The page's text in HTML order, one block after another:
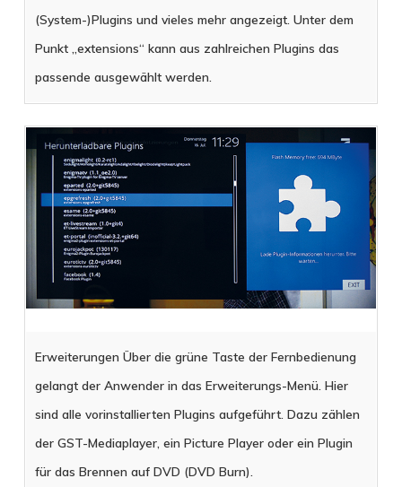
(System-)Plugins und vieles mehr angezeigt. Unter dem
Punkt „extensions“ kann aus zahlreichen Plugins das
passende ausgewählt werden.
Erweiterungen Über die grüne Taste der Fernbedienung
gelangt der Anwender in das Erweiterungs-Menü. Hier
sind alle vorinstallierten Plugins aufgeführt. Dazu zählen
der GST-Mediaplayer, ein Picture Player oder ein Plugin
für das Brennen auf DVD (DVD Burn).